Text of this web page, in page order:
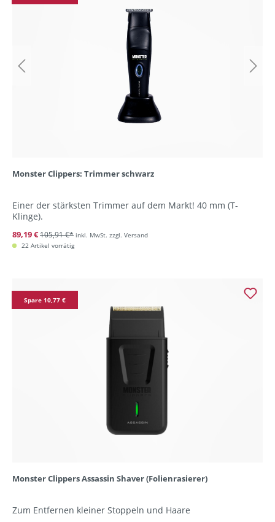
Monster Clippers: Trimmer schwarz
Einer der stärksten Trimmer auf dem Markt! 40 mm (T-
Klinge).
89,19 €105,91 €* inkl. MwSt. zzgl. Versand
22 Artikel vorrätig
Spare 10,77 €
Monster Clippers Assassin Shaver (Folienrasierer)
Zum Entfernen kleiner Stoppeln und Haare